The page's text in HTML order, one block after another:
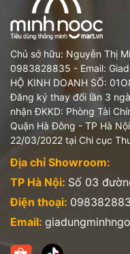
Chủ sở hữu: Nguyễn Thị
0983828835 - Email:
HỘ KINH DOANH SỐ:
Đăng ký thay đổi lần 3
nhận ĐKKD: Phòng Tài
Quận Hà Đông - TP Hà
22/03/2022 tại Chi cục
Địa chỉ Showroom:
TP Hà Nội: Số 03
Điện thoại:
Email: